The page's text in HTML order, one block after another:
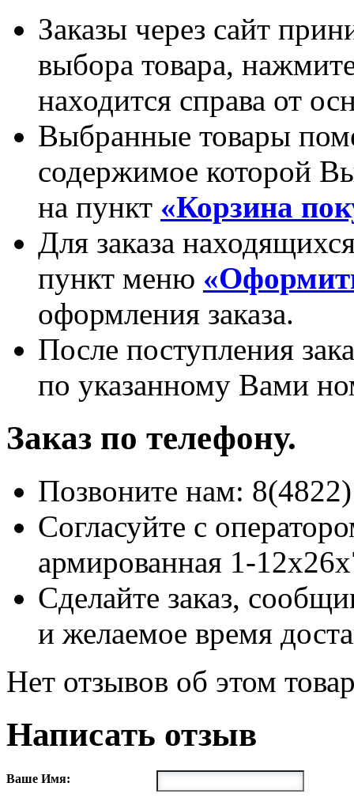
Заказы через сайт
выбора товара,
находится справа от
Выбранные товары
содержимое которой
на пункт «Корзина
Для заказа
пункт меню
оформления заказа.
После поступления
по указанному Вами
Заказ по телефону.
Позвоните нам:
Согласуйте с
армированная 1-
Сделайте заказ,
и желаемое время
Нет отзывов об этом
Написать отзыв
Ваше Имя: